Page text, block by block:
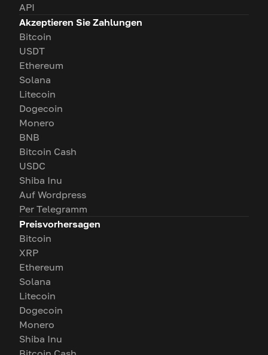
API
Akzeptieren Sie Zahlungen
Bitcoin
USDT
Ethereum
Solana
Litecoin
Dogecoin
Monero
BNB
Bitcoin Cash
USDC
Shiba Inu
Auf Wordpress
Per Telegramm
Preisvorhersagen
Bitcoin
XRP
Ethereum
Solana
Litecoin
Dogecoin
Monero
Shiba Inu